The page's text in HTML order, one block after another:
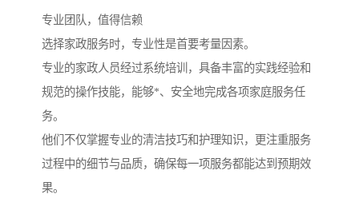
专业团队，值得信赖
选择家政服务时，专业性是首要考量因素。
专业的家政人员经过系统培训，具备丰富的实践经验和
规范的操作技能，能够*、安全地完成各项家庭服务任
务。
他们不仅掌握专业的清洁技巧和护理知识，更注重服务
过程中的细节与品质，确保每一项服务都能达到预期效
果。